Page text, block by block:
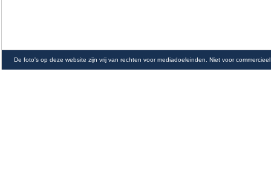
De foto's op deze website zijn vrij van rechten voor mediadoeleinden. Niet voor